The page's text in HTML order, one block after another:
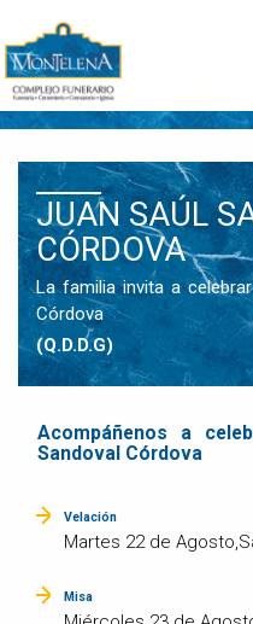
JUAN SAÚL
CÓRDOVA
La familia invita a
Córdova
(Q.D.D.G)
Acompáñenos a
Sandoval Córdova
Velación
Martes 22 de
Misa